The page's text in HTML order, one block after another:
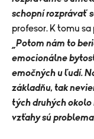
schopní rozprávať
profesor. K tomu
„Potom nám to
emocionálne
emočných u ľudí.
základňu, tak
tých druhých okolo
vzťahy sú